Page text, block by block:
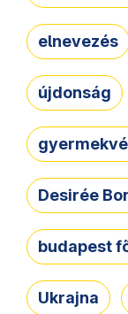
elnevezés
újdonság
Desirée
budapest
Ukrajna